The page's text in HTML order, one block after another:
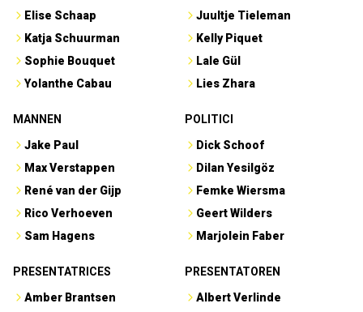
Elise Schaap
Katja Schuurman
Sophie Bouquet
Yolanthe Cabau
Juultje Tieleman
Kelly Piquet
Lale Gül
Lies Zhara
MANNEN
Jake Paul
Max Verstappen
René van der Gijp
Rico Verhoeven
Sam Hagens
POLITICI
Dick Schoof
Dilan Yesilgöz
Femke Wiersma
Geert Wilders
Marjolein Faber
PRESENTATRICES
Amber Brantsen
PRESENTATOREN
Albert Verlinde